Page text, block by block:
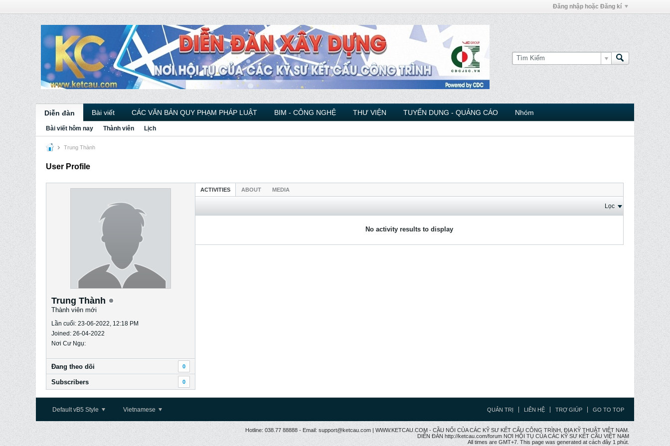
Đăng nhập hoặc Đăng kí
Diễn đàn Bài viết CÁC VĂN BẢN QUY PHẠM PHÁP LUẬT BIM - CÔNG NGHỆ THƯ VIỆN TUYỂN DỤNG - QUẢNG CÁO Nhóm
Bài viết hôm nay Thành viên Lịch
Trung Thành
User Profile
Trung Thành
Thành viên mới
Lần cuối: 23-06-2022, 12:18 PM
Joined: 26-04-2022
Nơi Cư Ngụ:
Ðang theo dõi 0
Subscribers 0
ACTIVITIES ABOUT MEDIA
Lọc
No activity results to display
Default vB5 Style Vietnamese QUẢN TRỊ LIÊN HỆ TRỢ GIÚP GO TO TOP
Hotline: 038.77 88888 - Email: support@ketcau.com | WWW.KETCAU.COM - CẦU NỐI CỦA CÁC KỸ SƯ KẾT CẤU CÔNG TRÌNH, ĐỊA KỸ THUẬT VIỆT NAM.
DIỄN ĐÀN http://ketcau.com/forum NƠI HỘI TỤ CỦA CÁC KỸ SƯ KẾT CÂU VIỆT NAM
All times are GMT+7. This page was generated at cách đây 1 phút.